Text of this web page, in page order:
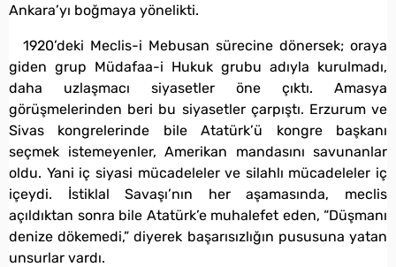
Ankara’yı boğmaya yönelikti.
1920’deki Meclis-i Mebusan sürecine dönersek; oraya
giden grup Müdafaa-i Hukuk grubu adıyla kurulmadı,
daha uzlaşmacı siyasetler öne çıktı. Amasya
görüşmelerinden beri bu siyasetler çarpıştı. Erzurum ve
Sivas kongrelerinde bile Atatürk’ü kongre başkanı
seçmek istemeyenler, Amerikan mandasını savunanlar
oldu. Yani iç siyasi mücadeleler ve silahlı mücadeleler iç
içeydi. İstiklal Savaşı’nın her aşamasında, meclis
açıldıktan sonra bile Atatürk’e muhalefet eden, “Düşmanı
denize dökemedi,” diyerek başarısızlığın pususuna yatan
unsurlar vardı.